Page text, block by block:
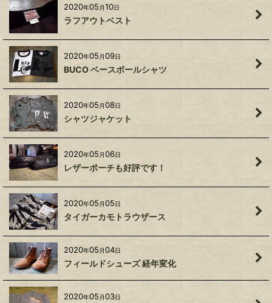
2020年05 月10日
ラフアウトベスト
2020年05 月09日
BUCO ベースボールシャツ
2020年05 月08日
シャツジャケット
2020年05 月06日
レザーポーチも好評です！
2020年05 月05日
タイガーカモトラウザース
2020年05 月04日
フィールドシューズ 経年変化
2020年05 月03日